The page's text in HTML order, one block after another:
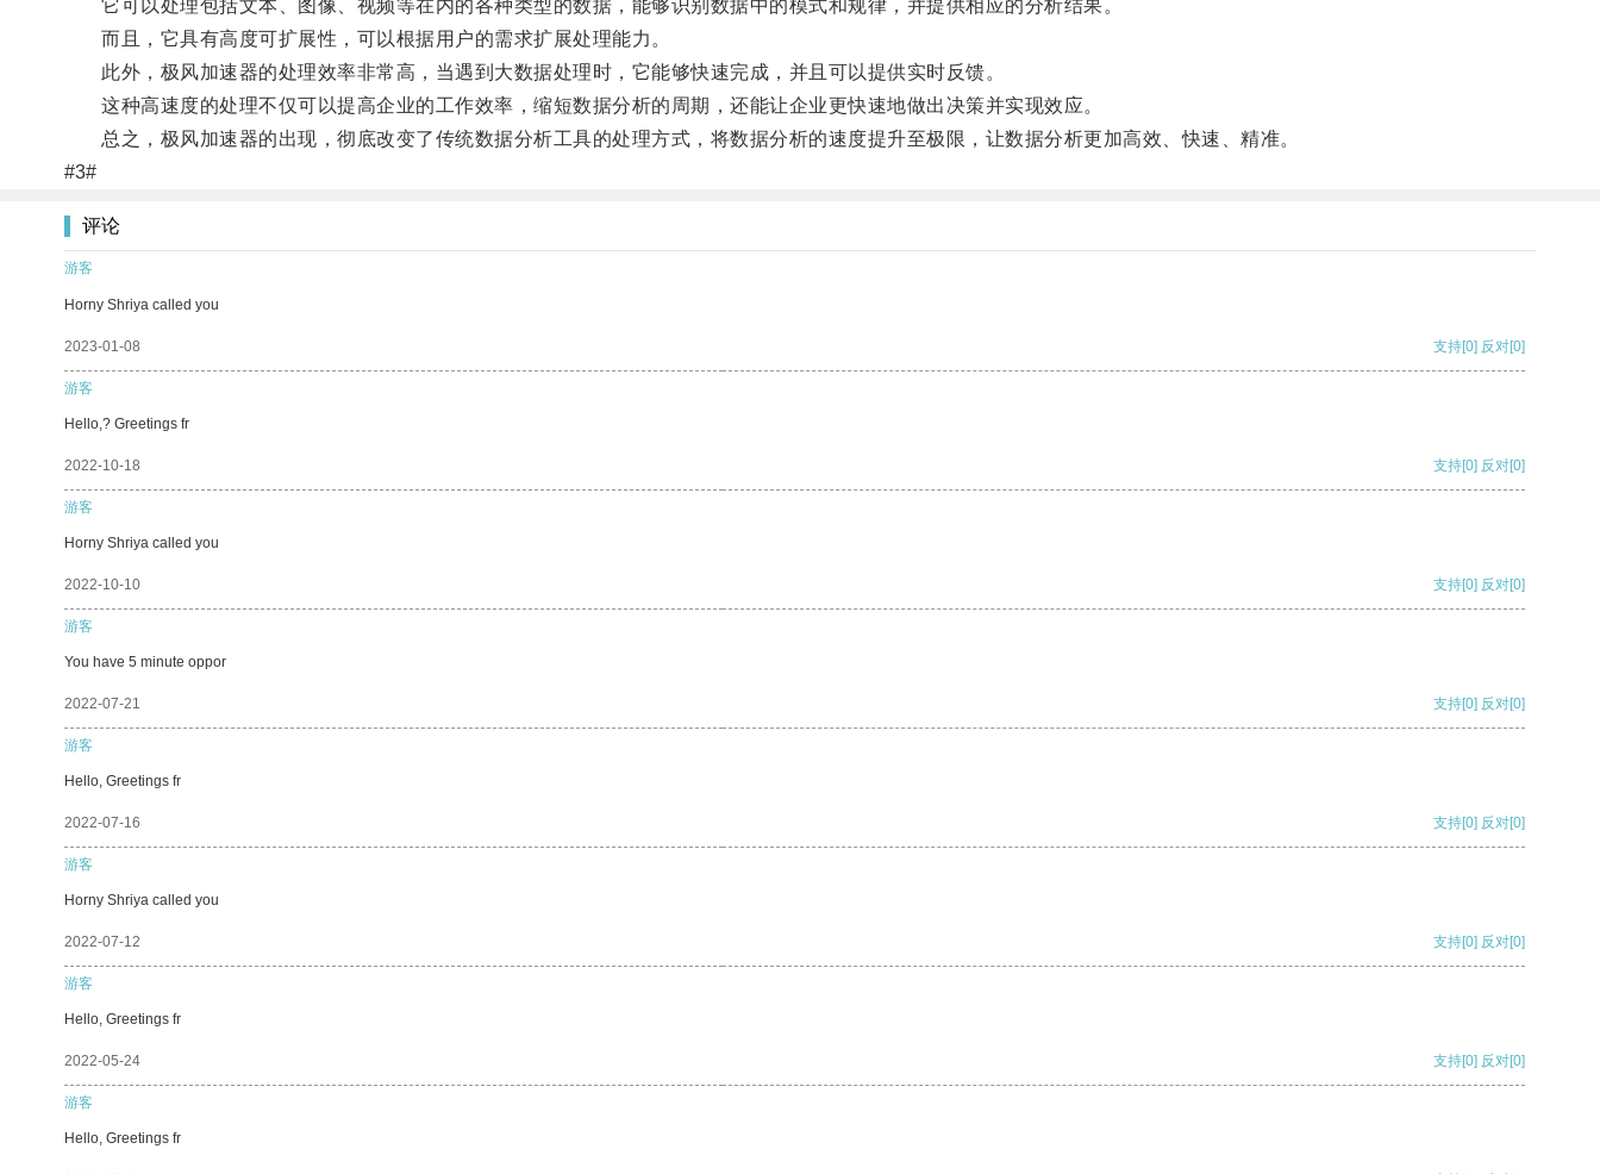
它可以处理包括文本、图像、视频等在内的各种类型的数据，能够识别数据中的模式和规律，并提供相应的分析结果。
而且，它具有高度可扩展性，可以根据用户的需求扩展处理能力。
此外，极风加速器的处理效率非常高，当遇到大数据处理时，它能够快速完成，并且可以提供实时反馈。
这种高速度的处理不仅可以提高企业的工作效率，缩短数据分析的周期，还能让企业更快速地做出决策并实现效应。
总之，极风加速器的出现，彻底改变了传统数据分析工具的处理方式，将数据分析的速度提升至极限，让数据分析更加高效、快速、精准。
#3#
评论
游客
Horny Shriya called you
2023-01-08 支持[0] 反对[0]
游客
Hello,? Greetings fr
2022-10-18 支持[0] 反对[0]
游客
Horny Shriya called you
2022-10-10 支持[0] 反对[0]
游客
You have 5 minute oppor
2022-07-21 支持[0] 反对[0]
游客
Hello, Greetings fr
2022-07-16 支持[0] 反对[0]
游客
Horny Shriya called you
2022-07-12 支持[0] 反对[0]
游客
Hello, Greetings fr
2022-05-24 支持[0] 反对[0]
游客
Hello, Greetings fr